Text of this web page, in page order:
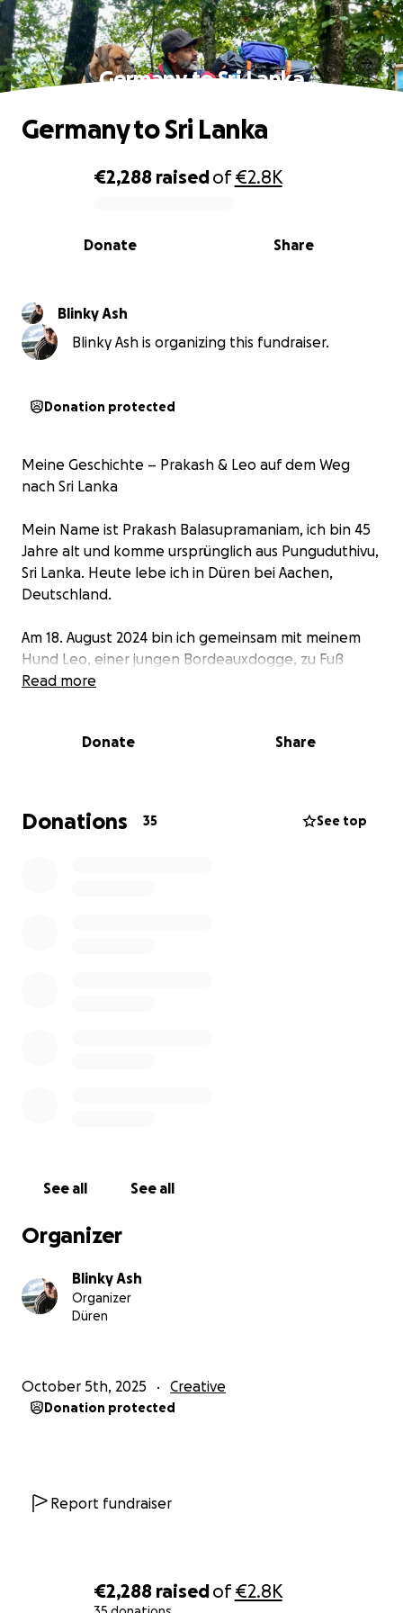
€2,288 raisedof€2.8K
Germany to Sri Lanka
0% complete
€2,288 raisedof€2.8K
Share
Donate
Germany to Sri Lanka
Blinky Ash
Blinky Ash is organizing this fundraiser.
Donation protected
Meine Geschichte – Prakash & Leo auf dem Weg
nach Sri Lanka
Mein Name ist Prakash Balasupramaniam, ich bin 45
Jahre alt und komme ursprünglich aus Punguduthivu,
Sri Lanka. Heute lebe ich in Düren bei Aachen,
Deutschland.
Am 18. August 2024 bin ich gemeinsam mit meinem
Hund Leo, einer jungen Bordeauxdogge, zu Fuß
aufgebrochen – von Deutschland bis nach Sri Lanka.
zu meiner Heimat und zu den Menschen, die ich
Ich möchte zeigen, dass man mit Mut, Ausdauer und
Herz vieles schaffen kann – selbst tausende
Diese Reise ist nicht nur mein Weg nach Sri Lanka –
keine Grenzen kennt.
Von Herzen,
Prakash & Leo ❤️
Read more
Donate Share
Donations 35 See top
See all See all
Organizer
Blinky Ash
Organizer
Düren
October 5th, 2025 Creative
Donation protected
Report fundraiser